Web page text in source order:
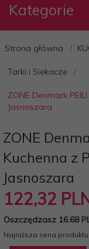
Kategorie
Strona główna
Tarki i Siekacze
ZONE Denmark
Jasnoszara
ZONE
Kuchenna z
Jasnoszara
122,32
Oszczędzasz 16.68
Najniższa cena